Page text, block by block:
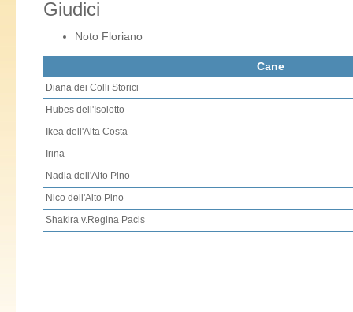
Giudici
Noto Floriano
Cane
Diana dei Colli Storici
Hubes dell'Isolotto
Ikea dell'Alta Costa
Irina
Nadia dell'Alto Pino
Nico dell'Alto Pino
Shakira v.Regina Pacis